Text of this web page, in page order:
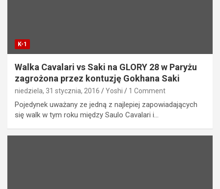
K-1
Walka Cavalari vs Saki na GLORY 28 w Paryżu
zagrożona przez kontuzję Gokhana Saki
niedziela, 31 stycznia, 2016 Yoshi 1 Comment
Pojedynek uważany ze jedną z najlepiej zapowiadających
się walk w tym roku między Saulo Cavalari i…